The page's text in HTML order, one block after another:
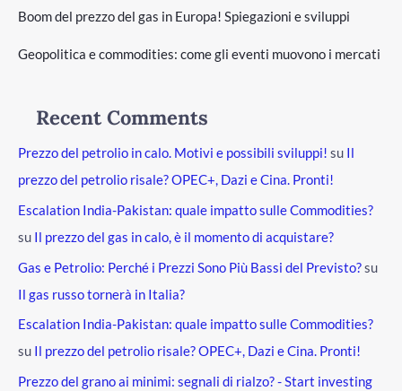
Boom del prezzo del gas in Europa! Spiegazioni e sviluppi
Geopolitica e commodities: come gli eventi muovono i mercati
Recent Comments
Prezzo del petrolio in calo. Motivi e possibili sviluppi! su Il
prezzo del petrolio risale? OPEC+, Dazi e Cina. Pronti!
Escalation India-Pakistan: quale impatto sulle Commodities?
su Il prezzo del gas in calo, è il momento di acquistare?
Gas e Petrolio: Perché i Prezzi Sono Più Bassi del Previsto?su
Il gas russo tornerà in Italia?
Escalation India-Pakistan: quale impatto sulle Commodities?
su Il prezzo del petrolio risale? OPEC+, Dazi e Cina. Pronti!
Prezzo del grano ai minimi: segnali di rialzo? - Start investing